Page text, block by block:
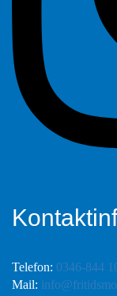
Telefon: 0346-844
Mail: